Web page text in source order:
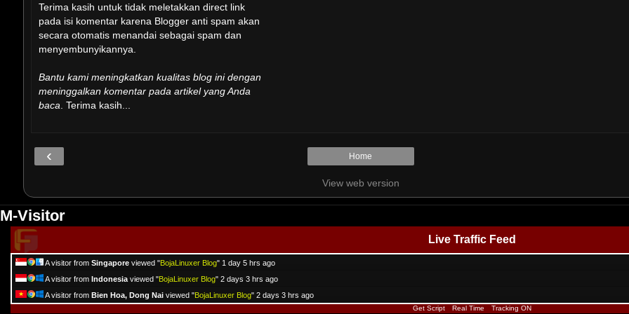
Terima kasih untuk tidak meletakkan direct link
pada isi komentar karena Blogger anti spam akan
secara otomatis menandai sebagai spam dan
menyembunyikannya.
Bantu kami meningkatkan kualitas blog ini dengan
meninggalkan komentar pada artikel yang Anda
baca . Terima kasih...
‹ Home
View web version
M-Visitor
Live Traffic Feed
A visitor from Singapore viewed "BojaLinuxer Blog" 1 day 5 hrs ago
A visitor from Indonesiaviewed "BojaLinuxer Blog" 2 days 3 hrs ago
A visitor from Bien Hoa, Dong Nai viewed "BojaLinuxer Blog" 2 days 3 hrs ago
Get Script Real Time Tracking ON